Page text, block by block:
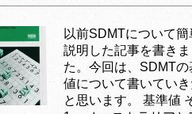
以前SDMTについて簡
説明した記事を書きま
た。今回は、SDMTの
値について書いてい
と思います。 基準値